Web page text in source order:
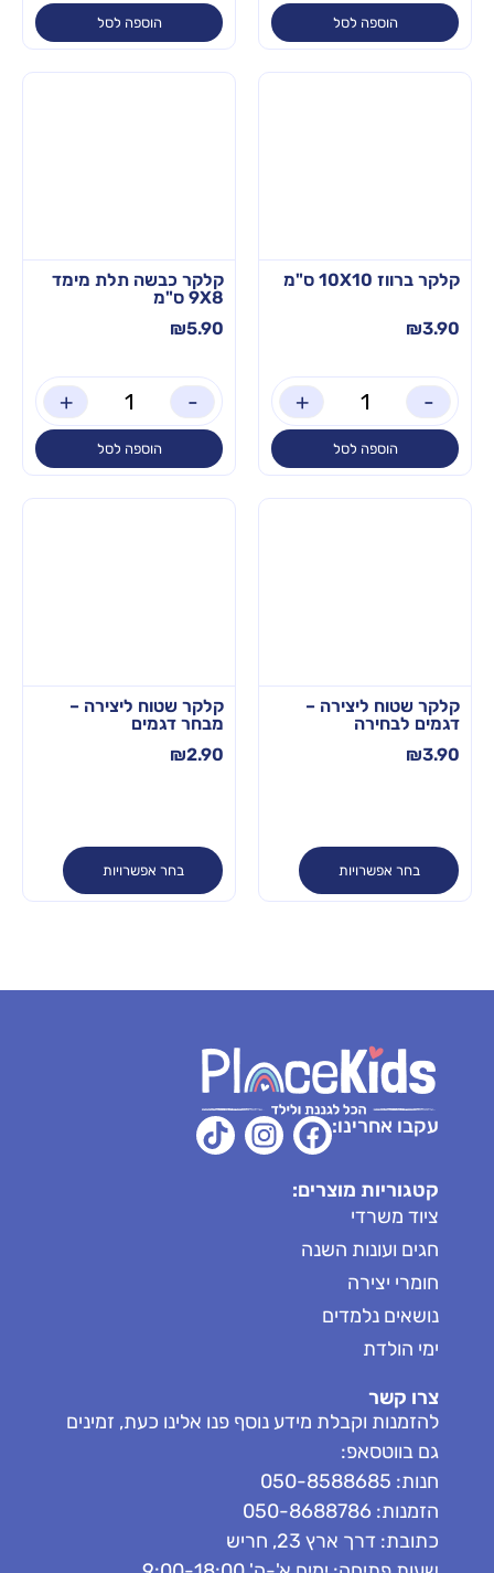
הוספה לסל הוספה לסל
קלקר ברווז 10X10 ס"מ
₪3.90
-
+
הוספה לסל
קלקר כבשה תלת מימד
9X8 ס"מ
₪5.90
-
+
הוספה לסל
קלקר שטוח ליצירה –
דגמים לבחירה
₪3.90
בחר אפשרויות
קלקר שטוח ליצירה –
מבחר דגמים
₪2.90
בחר אפשרויות
עקבו אחרינו:
קטגוריות מוצרים:
ציוד משרדי
חגים ועונות השנה
חומרי יצירה
נושאים נלמדים
ימי הולדת
צרו קשר
להזמנות וקבלת מידע נוסף פנו אלינו כעת, זמינים
גם בווטסאפ:
חנות: 050-8588685
הזמנות: 050-8688786
כתובת: דרך ארץ 23, חריש